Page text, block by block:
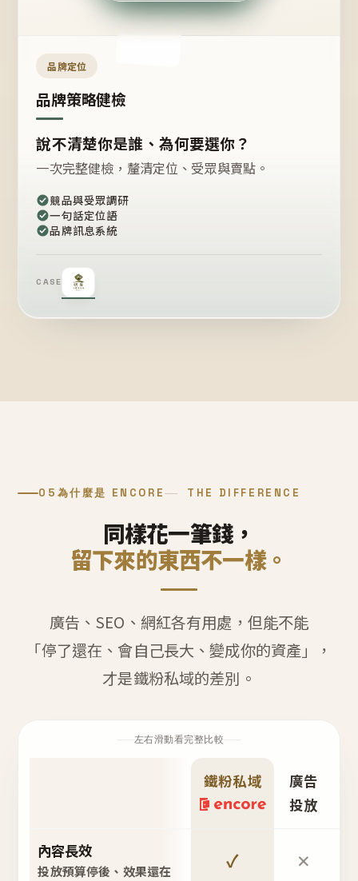
位
品牌定位
品牌策略健檢
說不清楚你是誰、為何要選你？
一次完整健檢，釐清定位、受眾與賣點。
競品與受眾調研
一句話定位語
品牌訊息系統
CASE
05 為什麼是 ENCORE THE DIFFERENCE
同樣花一筆錢，
留下來的東西不一樣。
廣告、SEO、網紅各有用處，但能不能
「停了還在、會自己長大、變成你的資產」，
才是鐵粉私域的差別。
左右滑動看完整比較
鐵粉私域
廣告
投放
內容長效
投放預算停後、效果還在 ✓ ✕